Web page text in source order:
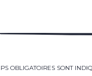
OBLIGATOIRES SONT